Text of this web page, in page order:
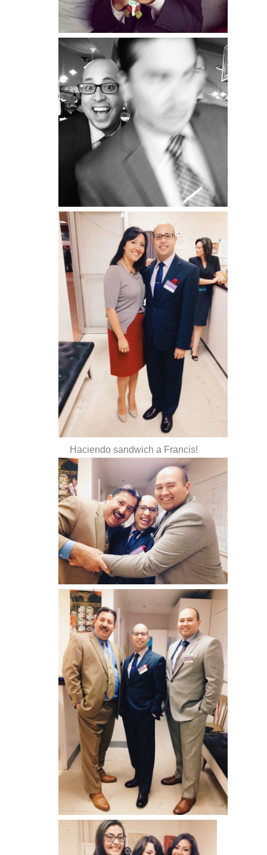
Haciendo sandwich a Francis!